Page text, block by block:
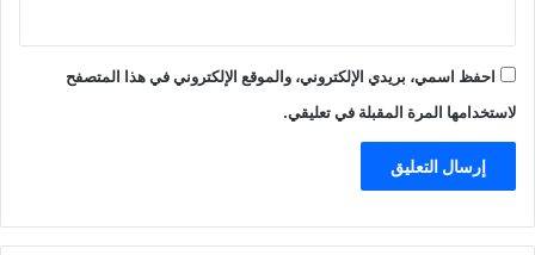
احفظ اسمي، بريدي الإلكتروني، والموقع الإلكتروني في هذا المتصفح
لاستخدامها المرة المقبلة في تعليقي.